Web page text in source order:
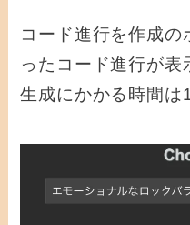
コード進行を作成
ったコード進行が表
生成にかかる時間は